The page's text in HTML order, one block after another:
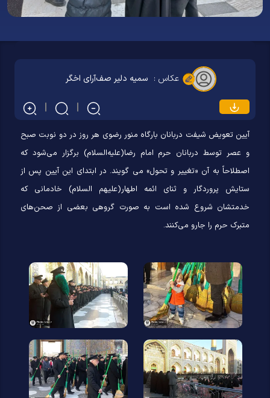
عکاس : سمیه دلیر صف‌آرای اخگر
آیین تعویض شیفت دربانان بارگاه منور رضوی هر روز در دو نوبت صبح
و عصر توسط دربانان حرم امام رضا(علیه‌السلام) برگزار می‌شود که
اصطلاحاً به آن «تغيير و تحول» می گويند. در ابتدای این آیین پس از
ستايش پروردگار و ثنای ائمه اطهار(علیهم‌ السلام) خادمانی که
خدمتشان شروع شده است به صورت گروهی بعضی از صحن‌های
متبرک حرم را جارو می‌کنند.